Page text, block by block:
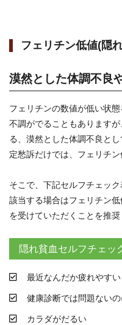
フェリチン低値(隠
漠然とした体調不良
フェリチンの数値が低い状
不調がでることもあります
る、漠然とした体調不良と
定愁訴だけでは、フェリチ
そこで、下記セルフチェッ
該当する場合はフェリチン
を受けていただくことを推奨
隠れ貧血セルフチェッ
最近なんだか疲れやすい
健康診断では問題ない
カラダがだるい